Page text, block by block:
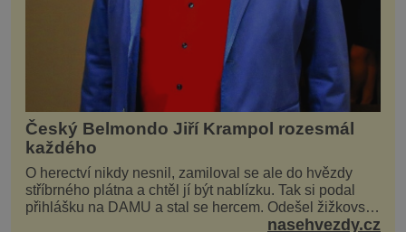
Český Belmondo Jiří Krampol rozesmál
každého
O herectví nikdy nesnil, zamiloval se ale do hvězdy
stříbrného plátna a chtěl jí být nablízku. Tak si podal
přihlášku na DAMU a stal se hercem. Odešel žižkovský
matador, který všude rozdával humor, i když jemu
nasehvezdy.cz